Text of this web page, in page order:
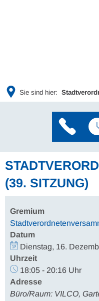
Sie sind hier:
(39. SITZUNG)
Gremium
Datum
Dienstag, 16.
Uhrzeit
18:05 - 20:16 Uhr
Adresse
Büro/Raum: VILCO,